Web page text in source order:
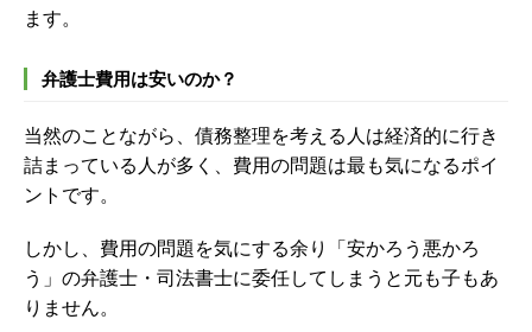
ます。
弁護士費用は安いのか？
当然のことながら、債務整理を考える人は経済的に行き
詰まっている人が多く、費用の問題は最も気になるポイ
ントです。
しかし、費用の問題を気にする余り「安かろう悪かろ
う」の弁護士・司法書士に委任してしまうと元も子もあ
りません。